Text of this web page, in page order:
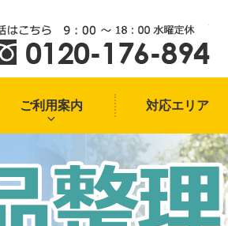
ご利用案内 対応エリア